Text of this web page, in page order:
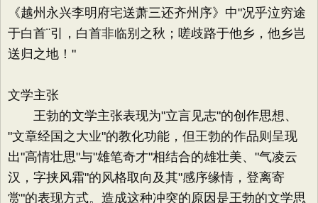
《越州永兴李明府宅送萧三还齐州序》中"况乎泣穷途
于白首¨引，白首非临别之秋；嗟歧路于他乡，他乡岂
送归之地！"
文学主张
王勃的文学主张表现为"立言见志"的创作思想、
"文章经国之大业"的教化功能，但王勃的作品则呈现
出"高情壮思"与"雄笔奇才"相结合的雄壮美、"气凌云
汉，字挟风霜"的风格取向及其"感序缘情，登离寄
赏"的表现方式。造成这种冲突的原因是王勃的文学思